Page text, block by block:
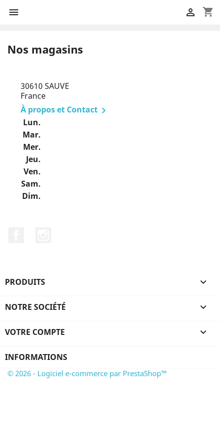
 shopping_cart

Nos magasins
30610 SAUVE
France
À propos et Contact 
Lun.
Mar.
Mer.
Jeu.
Ven.
Sam.
Dim.
PRODUITS 
NOTRE SOCIÉTÉ 
VOTRE COMPTE 
INFORMATIONS
© 2026 - Logiciel e-commerce par PrestaShop™